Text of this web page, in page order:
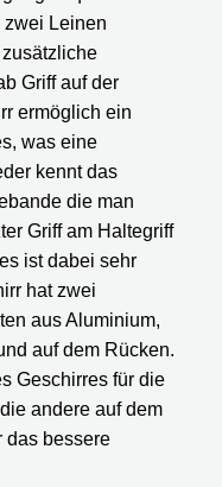
zwei Leinen
Griff auf der
ermöglich ein
was eine
kennt das
die man
Griff am Haltegriff
ist dabei sehr
hat zwei
aus Aluminium,
auf dem Rücken.
Geschirres für die
andere auf dem
das bessere